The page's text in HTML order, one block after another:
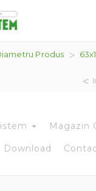
Produs
Magazin
Download